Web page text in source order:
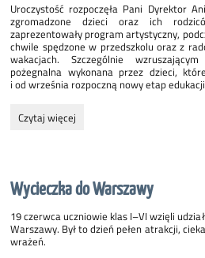
Uroczystość rozpoczęła Pani Dyrektor
zgromadzone dzieci oraz ich
zaprezentowały program artystyczny,
chwile spędzone w przedszkolu oraz z
wakacjach. Szczególnie
pożegnalna wykonana przez dzieci,
i od września rozpoczną nowy etap
Zakończenie
punkcie
i
oddziale
przedszkolnym:
Czytaj więcej
Wycieczka do Warszawy
19 czerwca uczniowie klas I–VI wzięli
Warszawy. Był to dzień pełen atrakcji,
wrażeń.